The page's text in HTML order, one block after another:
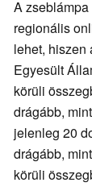
A
regionális
lehet, hiszen
Egyesült
körüli
drágább,
jelenleg 20
drágább,
körüli